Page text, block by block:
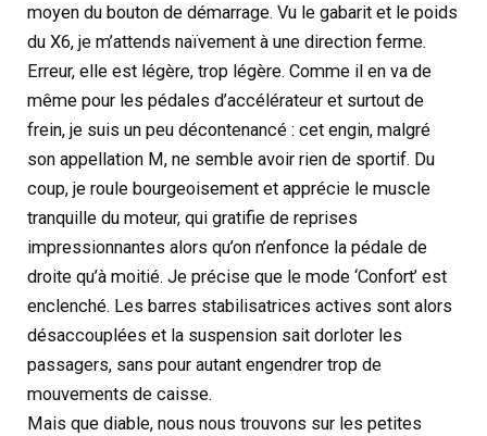
moyen du bouton de démarrage. Vu le gabarit et le poids
du X6, je m’attends naïvement à une direction ferme.
Erreur, elle est légère, trop légère. Comme il en va de
même pour les pédales d’accélérateur et surtout de
frein, je suis un peu décontenancé : cet engin, malgré
son appellation M, ne semble avoir rien de sportif. Du
coup, je roule bourgeoisement et apprécie le muscle
tranquille du moteur, qui gratifie de reprises
impressionnantes alors qu’on n’enfonce la pédale de
droite qu’à moitié. Je précise que le mode ‘Confort’ est
enclenché. Les barres stabilisatrices actives sont alors
désaccouplées et la suspension sait dorloter les
passagers, sans pour autant engendrer trop de
mouvements de caisse.
Mais que diable, nous nous trouvons sur les petites